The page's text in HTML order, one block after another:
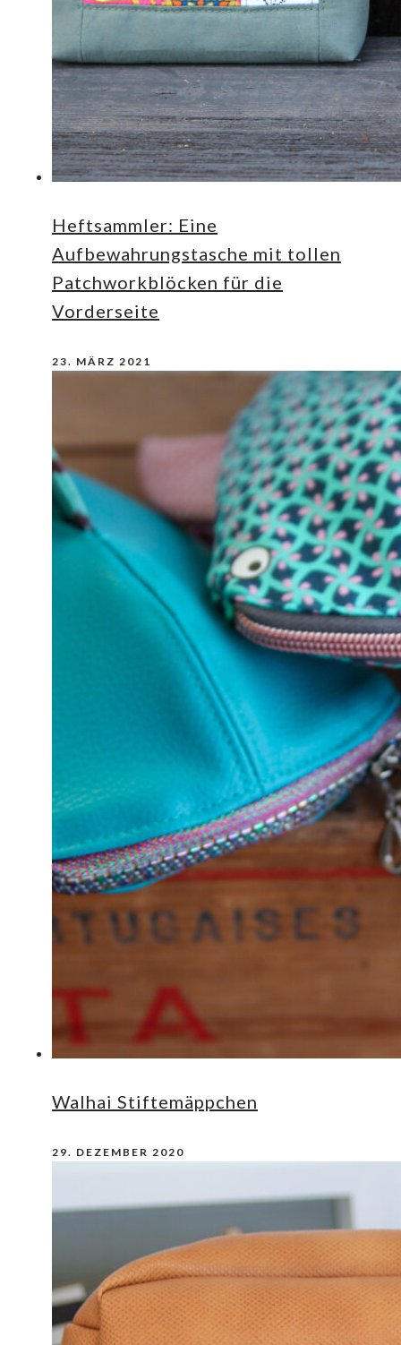
Heftsammler: Eine
Aufbewahrungstasche mit tollen
Patchworkblöcken für die
Vorderseite
23. MÄRZ 2021
Walhai Stiftemäppchen
29. DEZEMBER 2020